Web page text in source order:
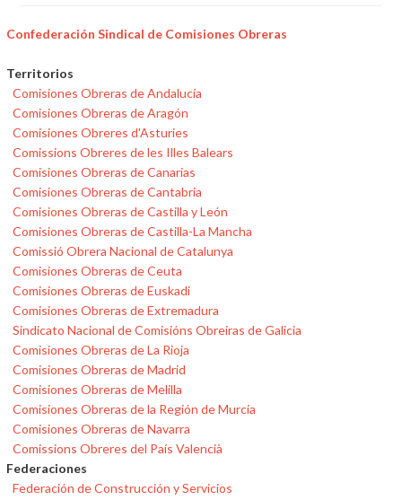
Confederación Sindical de Comisiones Obreras
Territorios
Comisiones Obreras de Andalucía
Comisiones Obreras de Aragón
Comisiones Obreres d'Asturies
Comissions Obreres de les Illes Balears
Comisiones Obreras de Canarias
Comisiones Obreras de Cantabria
Comisiones Obreras de Castilla y León
Comisiones Obreras de Castilla-La Mancha
Comissió Obrera Nacional de Catalunya
Comisiones Obreras de Ceuta
Comisiones Obreras de Euskadi
Comisiones Obreras de Extremadura
Sindicato Nacional de Comisións Obreiras de Galicia
Comisiones Obreras de La Rioja
Comisiones Obreras de Madrid
Comisiones Obreras de Melilla
Comisiones Obreras de la Región de Murcia
Comisiones Obreras de Navarra
Comissions Obreres del País Valencià
Federaciones
Federación de Construcción y Servicios